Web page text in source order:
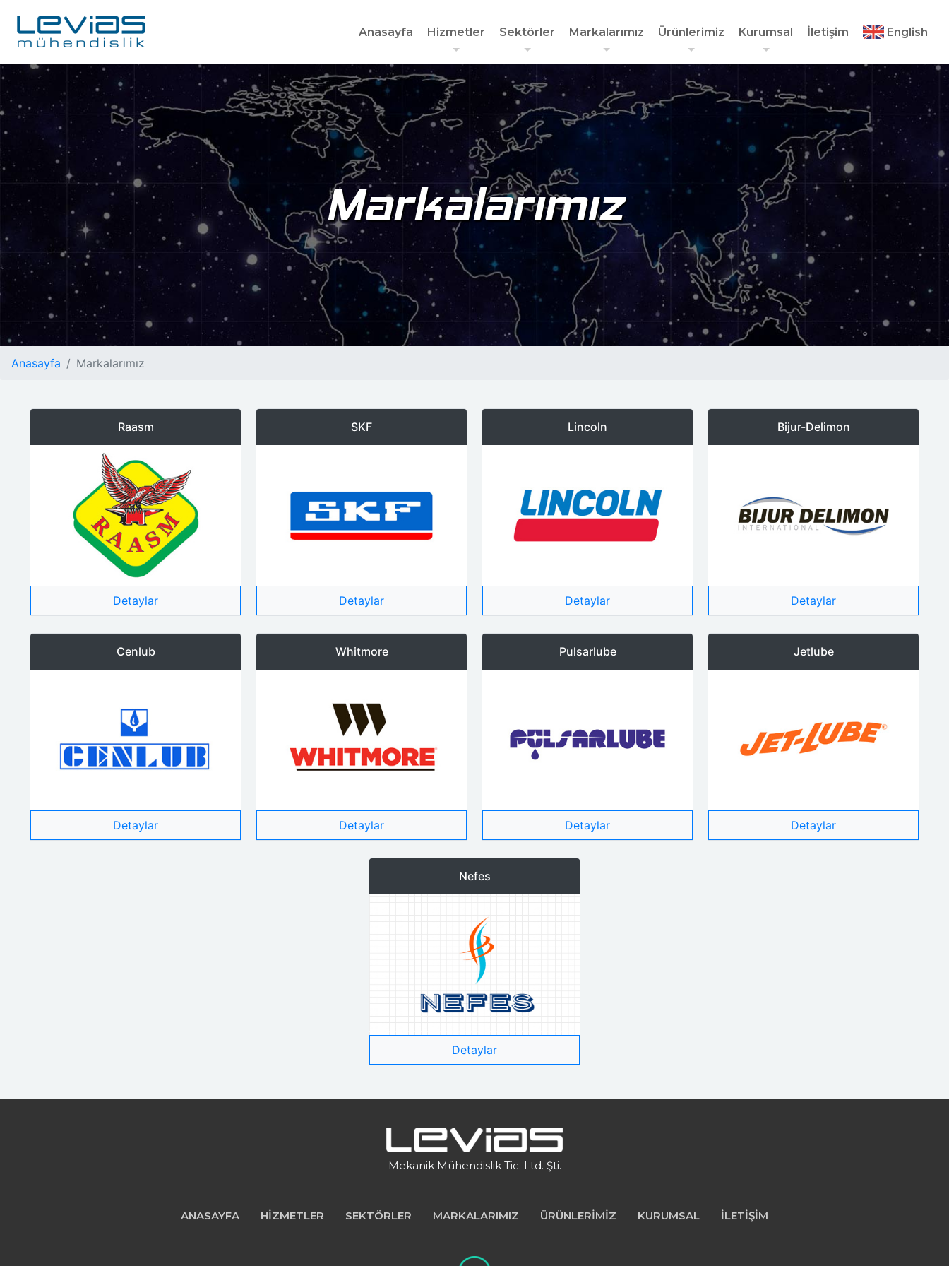
Anasayfa Hizmetler Sektörler Markalarımız Ürünlerimiz Kurumsal İletişim English
Markalarımız
Anasayfa Markalarımız
Raasm
Detaylar
SKF
Detaylar
Lincoln
Detaylar
Bijur-Delimon
Detaylar
Cenlub
Detaylar
Whitmore
Detaylar
Pulsarlube
Detaylar
Jetlube
Detaylar
Nefes
Detaylar
Mekanik Mühendislik Tic. Ltd. Şti.
ANASAYFA HİZMETLER SEKTÖRLER MARKALARIMIZ ÜRÜNLERİMİZ KURUMSAL İLETİŞİM